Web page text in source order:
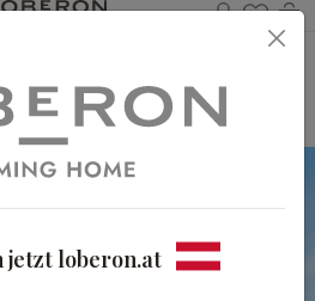
Du
jetzt loberon.at